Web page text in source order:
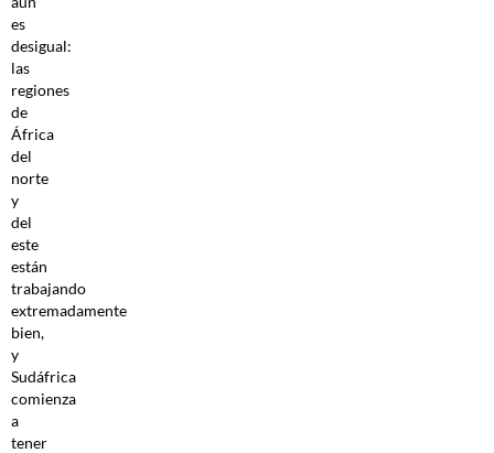
es
desigual:
las
regiones
de
África
del
norte
y
del
este
están
trabajando
extremadamente
bien,
y
Sudáfrica
comienza
a
tener